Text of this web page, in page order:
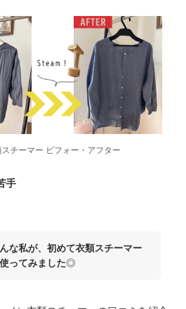
スチーマー ビフォー・アフター
手
な私が、初めて衣類スチーマー
ってみました◎